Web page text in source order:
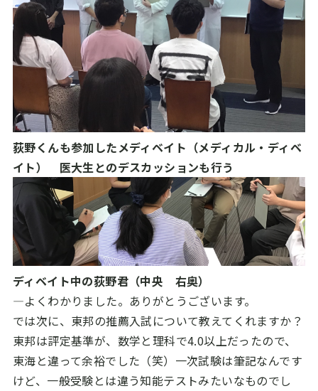
荻野くんも参加したメディベイト（メディカル・ディベ
イト） 医大生とのデスカッションも行う
ディベイト中の荻野君（中央 右奥）
―よくわかりました。ありがとうございます。
では次に、東邦の推薦入試について教えてくれますか？
東邦は評定基準が、数学と理科で4.0以上だったので、
東海と違って余裕でした（笑）一次試験は筆記なんです
けど、一般受験とは違う知能テストみたいなものでし